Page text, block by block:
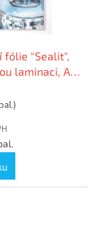
fólie "Sealit",
laminaci, A4,